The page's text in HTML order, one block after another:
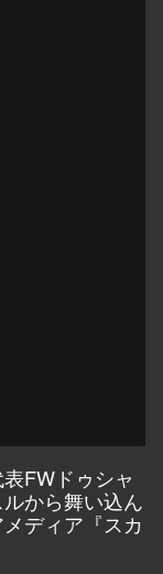
FWドゥシャ
から舞い込ん
ディア『スカ